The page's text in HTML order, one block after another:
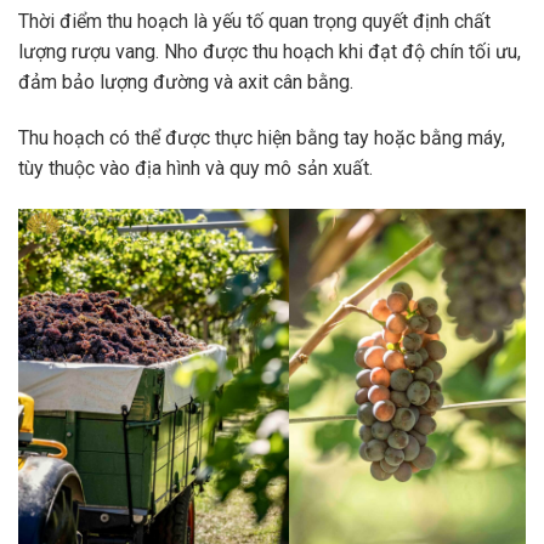
Thời điểm thu hoạch là yếu tố quan trọng quyết định chất
lượng rượu vang. Nho được thu hoạch khi đạt độ chín tối ưu,
đảm bảo lượng đường và axit cân bằng.
Thu hoạch có thể được thực hiện bằng tay hoặc bằng máy,
tùy thuộc vào địa hình và quy mô sản xuất.